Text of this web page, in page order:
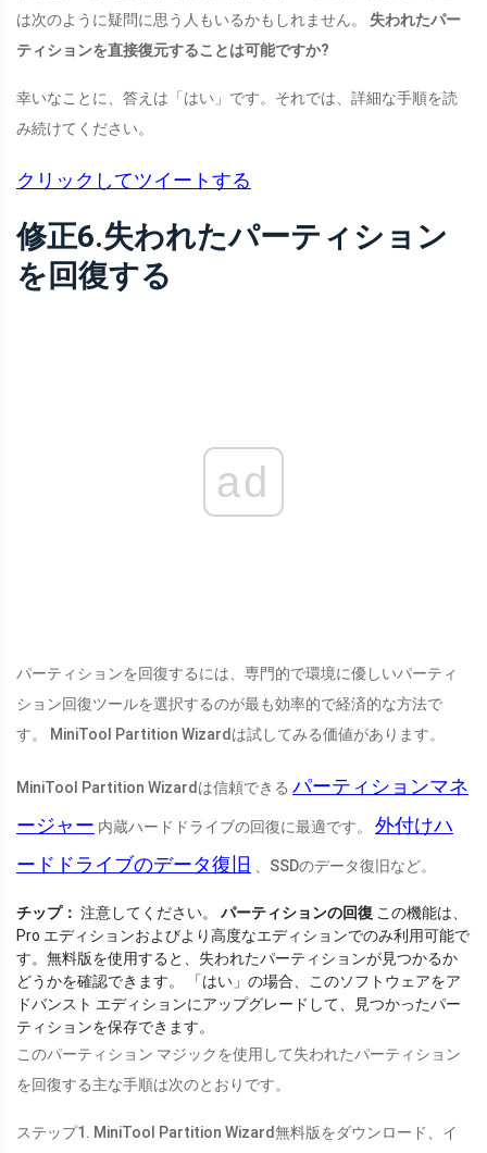
は次のように疑問に思う人もいるかもしれません。 失われたパー
ティションを直接復元することは可能ですか?
幸いなことに、答えは「はい」です。それでは、詳細な手順を読
み続けてください。
クリックしてツイートする
修正6.失われたパーティション
を回復する
ad
パーティションを回復するには、専門的で環境に優しいパーティ
ション回復ツールを選択するのが最も効率的で経済的な方法で
す。 MiniTool Partition Wizardは試してみる価値があります。
MiniTool Partition Wizardは信頼できる パーティションマネ
ージャー 内蔵ハードドライブの回復に最適です。 外付けハ
ードドライブのデータ復旧
、SSDのデータ復旧など。
チップ： 注意してください。 パーティションの回復 この機能は、
Pro エディションおよびより高度なエディションでのみ利用可能で
す。無料版を使用すると、失われたパーティションが見つかるか
どうかを確認できます。 「はい」の場合、このソフトウェアをア
ドバンスト エディションにアップグレードして、見つかったパー
ティションを保存できます。
このパーティション マジックを使用して失われたパーティション
を回復する主な手順は次のとおりです。
ステップ1. MiniTool Partition Wizard無料版をダウンロード、イ